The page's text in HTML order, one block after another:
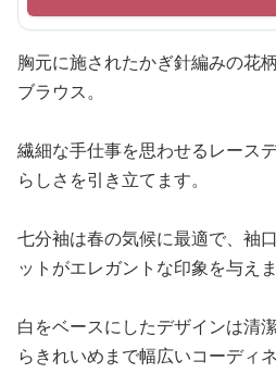
胸元に施されたかぎ針編みの花
ブラウス。
繊細な手仕事を思わせるレース
らしさを引き立てます。
七分袖は春の気候に最適で、袖
ットがエレガントな印象を与えま
白をベースにしたデザインは清
らきれいめまで幅広いコーディ